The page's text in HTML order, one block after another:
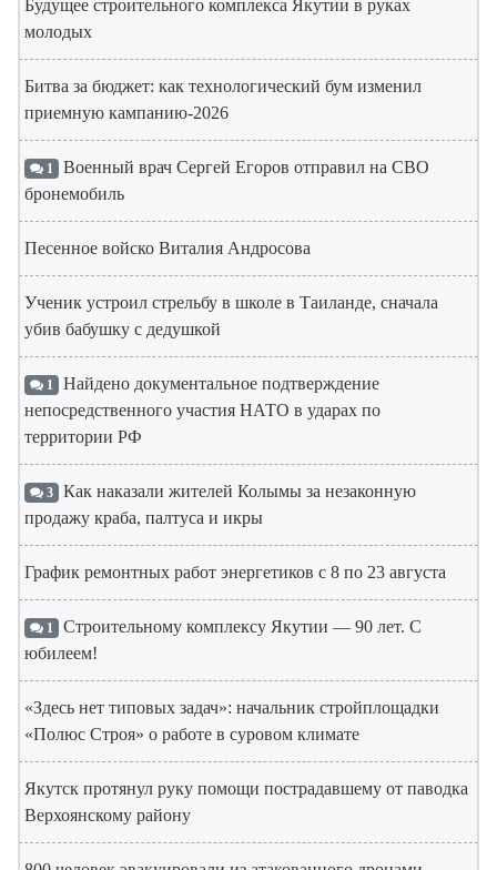
Будущее строительного комплекса Якутии в руках
молодых
Битва за бюджет: как технологический бум изменил
приемную кампанию-2026
1 Военный врач Сергей Егоров отправил на СВО
бронемобиль
Песенное войско Виталия Андросова
Ученик устроил стрельбу в школе в Таиланде, сначала
убив бабушку с дедушкой
1 Найдено документальное подтверждение
непосредственного участия НАТО в ударах по
территории РФ
3 Как наказали жителей Колымы за незаконную
продажу краба, палтуса и икры
График ремонтных работ энергетиков с 8 по 23 августа
1 Строительному комплексу Якутии — 90 лет. С
юбилеем!
«Здесь нет типовых задач»: начальник стройплощадки
«Полюс Строя» о работе в суровом климате
Якутск протянул руку помощи пострадавшему от паводка
Верхоянскому району